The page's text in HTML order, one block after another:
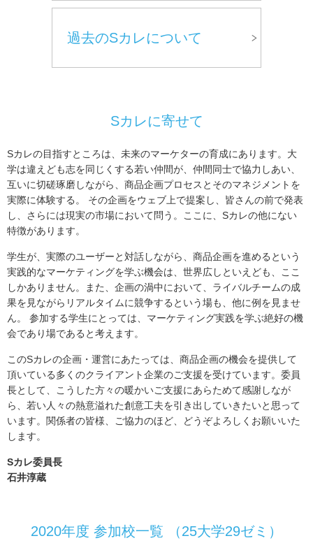
過去のSカレについて
Sカレに寄せて
Sカレの目指すところは、未来のマーケターの育成にあります。大
学は違えども志を同じくする若い仲間が、仲間同士で協力しあい、
互いに切磋琢磨しながら、商品企画プロセスとそのマネジメントを
実際に体験する。 その企画をウェブ上で提案し、皆さんの前で発表
し、さらには現実の市場において問う。ここに、Sカレの他にない
特徴があります。
学生が、実際のユーザーと対話しながら、商品企画を進めるという
実践的なマーケティングを学ぶ機会は、世界広しといえども、ここ
しかありません。また、企画の渦中において、ライバルチームの成
果を見ながらリアルタイムに競争するという場も、他に例を見ませ
ん。 参加する学生にとっては、マーケティング実践を学ぶ絶好の機
会であり場であると考えます。
このSカレの企画・運営にあたっては、商品企画の機会を提供して
頂いている多くのクライアント企業のご支援を受けています。委員
長として、こうした方々の暖かいご支援にあらためて感謝しなが
ら、若い人々の熱意溢れた創意工夫を引き出していきたいと思って
います。関係者の皆様、ご協力のほど、どうぞよろしくお願いいた
します。
Sカレ委員長
石井淳蔵
2020年度 参加校一覧 （25大学29ゼミ）